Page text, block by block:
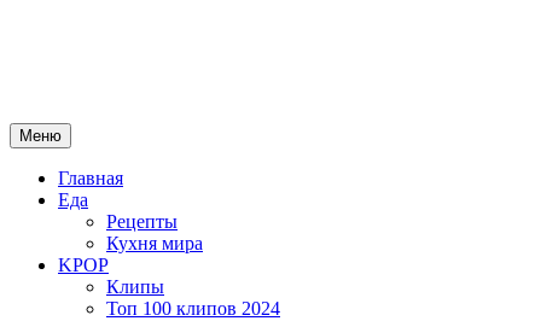
Меню
Главная
Еда
Рецепты
Кухня мира
KPOP
Клипы
Топ 100 клипов 2024